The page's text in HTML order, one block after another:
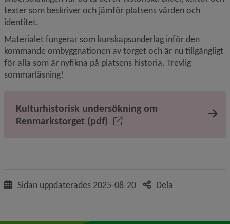
texter som beskriver och jämför platsens värden och
identitet.
Materialet fungerar som kunskapsunderlag inför den
kommande ombyggnationen av torget och är nu tillgängligt
för alla som är nyfikna på platsens historia. Trevlig
sommarläsning!
Kulturhistorisk undersökning om
Renmarkstorget (pdf)
Sidan uppdaterades 2025-08-20 Dela